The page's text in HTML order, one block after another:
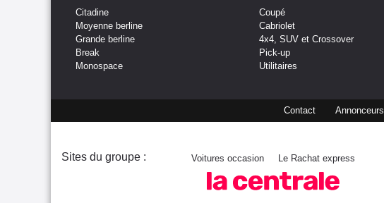
Citadine
Moyenne berline
Grande berline
Break
Monospace
Coupé
Cabriolet
4x4, SUV et Crossover
Pick-up
Utilitaires
Contact Annonceurs
Sites du groupe : Voitures occasion Le Rachat express